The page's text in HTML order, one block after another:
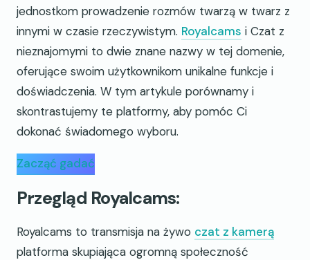
jednostkom prowadzenie rozmów twarzą w twarz z
innymi w czasie rzeczywistym. Royalcams i Czat z
nieznajomymi to dwie znane nazwy w tej domenie,
oferujące swoim użytkownikom unikalne funkcje i
doświadczenia. W tym artykule porównamy i
skontrastujemy te platformy, aby pomóc Ci
dokonać świadomego wyboru.
Zacząć gadać
Przegląd Royalcams:
Royalcams to transmisja na żywo czat z kamerą
platforma skupiająca ogromną społeczność